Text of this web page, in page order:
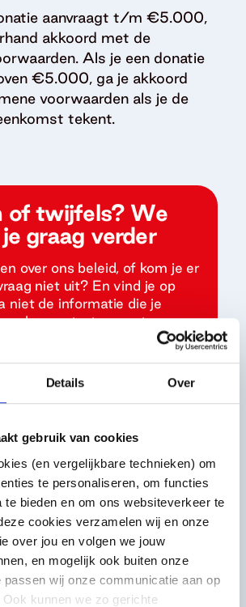
Details Over
gebruik van cookies
(en vergelijkbare technieken) om
te personaliseren, om functies
te bieden en om ons websiteverkeer te
cookies verzamelen wij en onze
over jou en volgen we jouw
en mogelijk ook buiten onze
wij onze communicatie aan op
kunnen we zo gerichte
aanvraagt t/m €5.000,
akkoord met de
Als je een donatie
€5.000, ga je akkoord
voorwaarden als je de
tekent.
of twijfels? We
graag verder
over ons beleid, of kom je er
niet uit? En vind je op
niet de informatie die je
dan contact op met een
regio.
voor onze nieuwsbrief
vol inspiratie en tips. Daarmee
onze privacy policy. Kies één of twee